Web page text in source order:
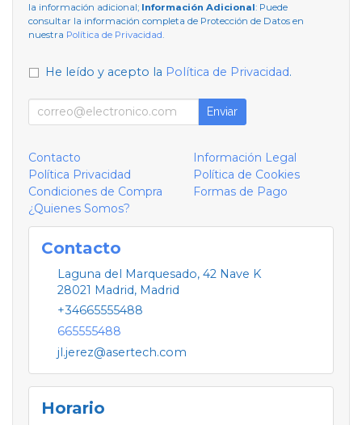
la información adicional; Información Adicional: Puede
consultar la información completa de Protección de Datos en
nuestra Política de Privacidad
He leído y acepto la Política de Privacidad.
Enviar
Contacto
Información Legal
Política Privacidad
Política de Cookies
Condiciones de Compra
Formas de Pago
¿Quienes Somos?
Contacto
Laguna del Marquesado, 42 Nave K
28021 Madrid, Madrid
+34665555488
665555488
jl.jerez@asertech.com
Horario